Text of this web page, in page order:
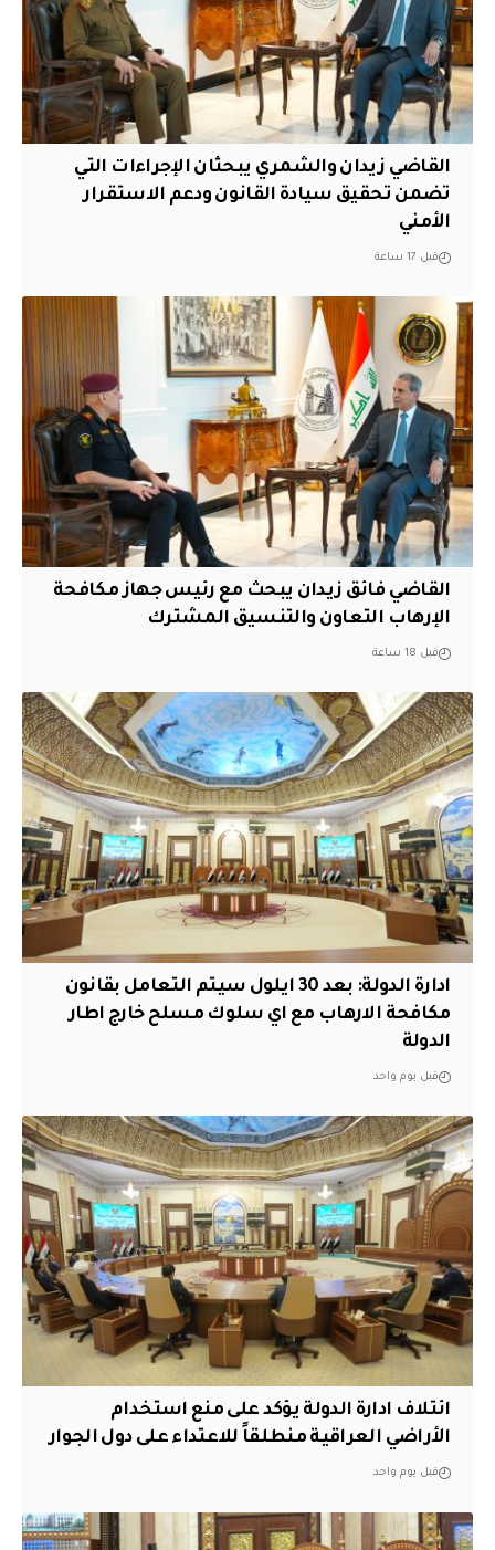
القاضي زيدان والشمري يبحثان الإجراءات التي
تضمن تحقيق سيادة القانون ودعم الاستقرار
الأمني
قبل 17 ساعة
القاضي فائق زيدان يبحث مع رئيس جهاز مكافحة
الإرهاب التعاون والتنسيق المشترك
قبل 18 ساعة
ادارة الدولة: بعد 30 ايلول سيتم التعامل بقانون
مكافحة الارهاب مع اي سلوك مسلح خارج اطار
الدولة
قبل يوم واحد
ائتلاف ادارة الدولة يؤكد على منع استخدام
الأراضي العراقية منطلقاً للاعتداء على دول الجوار
قبل يوم واحد